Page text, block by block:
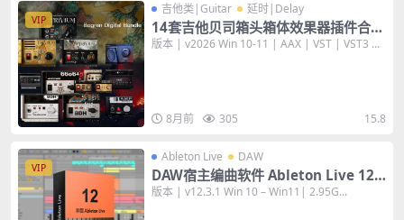
VIP
吉他类|Guitar 延时|Delay
14套吉他贝司箱头箱体效果器插件合集
Bogren Digital Bundle 2026 [WiN+
版本 | v2026 Win 10-11 | AAX | VST | VST3 ...
8月前 305 15.8
VIP
Ableton Live DAW
DAW宿主编曲软件 Ableton Live 12 S
uite v12.3.1 [WiN+MAC] 数字音频工
版本 | v12.3.1 Win 10 – Win11| 2.95G...